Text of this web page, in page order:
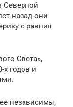
Северной
назад они
с равнин
Света»,
годов и
независимы,